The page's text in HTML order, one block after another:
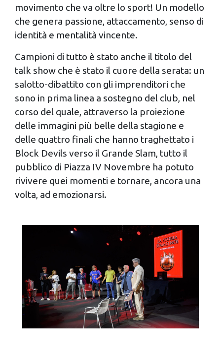
movimento che va oltre lo sport! Un modello
che genera passione, attaccamento, senso di
identità e mentalità vincente.
Campioni di tutto è stato anche il titolo del
talk show che è stato il cuore della serata: un
salotto-dibattito con gli imprenditori che
sono in prima linea a sostegno del club, nel
corso del quale, attraverso la proiezione
delle immagini più belle della stagione e
delle quattro finali che hanno traghettato i
Block Devils verso il Grande Slam, tutto il
pubblico di Piazza IV Novembre ha potuto
rivivere quei momenti e tornare, ancora una
volta, ad emozionarsi.